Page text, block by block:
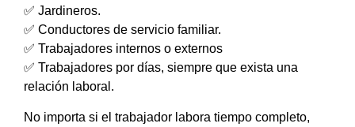
✅ Jardineros.
✅ Conductores de servicio familiar.
✅ Trabajadores internos o externos
✅ Trabajadores por días, siempre que exista una
relación laboral.
No importa si el trabajador labora tiempo completo,